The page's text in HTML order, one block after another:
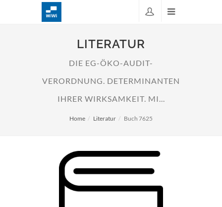
LITERATUR
DIE EG-ÖKO-AUDIT-
VERORDNUNG. DETERMINANTEN
IHRER WIRKSAMKEIT. MI...
Home Literatur Buch 7625